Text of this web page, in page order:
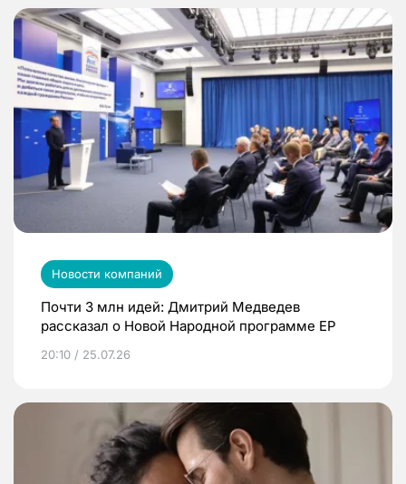
Новости компаний
Почти 3 млн идей: Дмитрий Медведев
рассказал о Новой Народной программе ЕР
20:10 / 25.07.26